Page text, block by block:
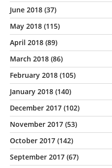
June 2018 (37)
May 2018 (115)
April 2018 (89)
March 2018 (86)
February 2018 (105)
January 2018 (140)
December 2017 (102)
November 2017 (53)
October 2017 (142)
September 2017 (67)